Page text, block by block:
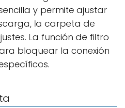
y permite ajustar
la carpeta de
La función de filtro
bloquear la conexión